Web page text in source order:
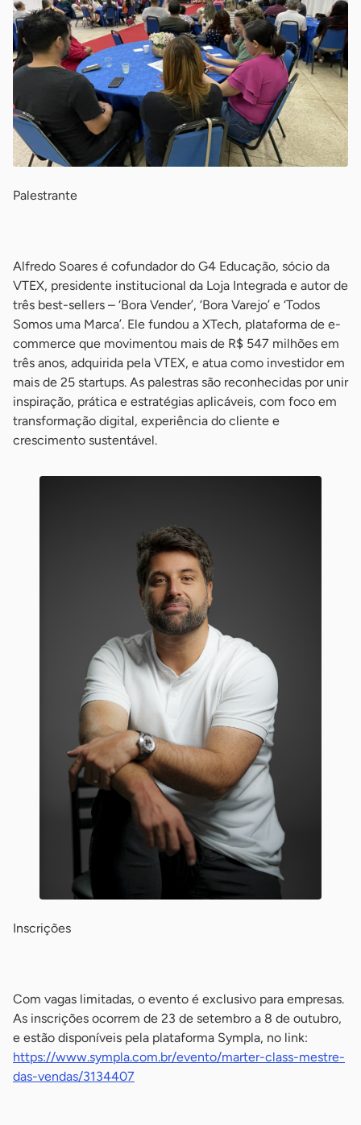
Palestrante
Alfredo Soares é cofundador do G4 Educação, sócio da
VTEX, presidente institucional da Loja Integrada e autor de
três best-sellers – ‘Bora Vender’, ‘Bora Varejo’ e ‘Todos
Somos uma Marca’. Ele fundou a XTech, plataforma de e-
commerce que movimentou mais de R$ 547 milhões em
três anos, adquirida pela VTEX, e atua como investidor em
mais de 25 startups. As palestras são reconhecidas por unir
inspiração, prática e estratégias aplicáveis, com foco em
transformação digital, experiência do cliente e
crescimento sustentável.
Inscrições
Com vagas limitadas, o evento é exclusivo para empresas.
As inscrições ocorrem de 23 de setembro a 8 de outubro,
e estão disponíveis pela plataforma Sympla, no link:
https://www.sympla.com.br/evento/marter-class-mestre-
das-vendas/3134407